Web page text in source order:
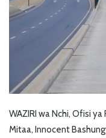
WAZIRI wa Nchi, Ofisi
Mitaa, Innocent